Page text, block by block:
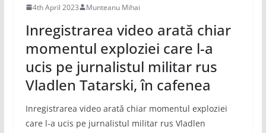
4th April 2023 Munteanu Mihai
Inregistrarea video arată chiar
momentul exploziei care l-a
ucis pe jurnalistul militar rus
Vladlen Tatarski, în cafenea
Inregistrarea video arată chiar momentul exploziei
care l-a ucis pe jurnalistul militar rus Vladlen